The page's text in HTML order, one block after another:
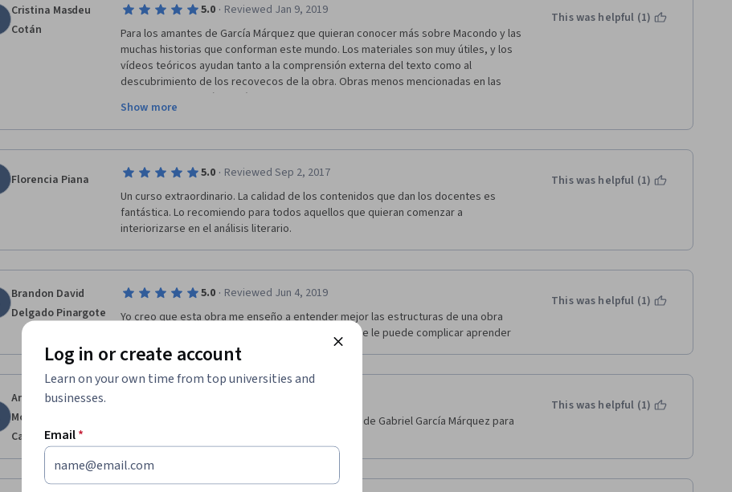
Cristina Masdeu
Cotán
5.0 · Reviewed Jan 9, 2019
Para los amantes de García Márquez que quieran conocer más sobre Macondo y las
muchas historias que conforman este mundo. Los materiales son muy útiles, y los
vídeos teóricos ayudan tanto a la comprensión externa del texto como al
descubrimiento de los recovecos de la obra. Obras menos mencionadas en las
carreras de Filología Hispánica como "La hojarasca" adquieren una importancia vital
en este curso y ayudan a conocer mejor al autor y su pensamiento, entendiendo
que para Gabo, el entorno es uno de los factores más importantes de su literatura.
Durante las semanas que dura el curso resulta imposible no desear descubrir más y
Show more
This was helpful (1)
Florencia Piana 5.0 · Reviewed Sep 2, 2017
Un curso extraordinario. La calidad de los contenidos que dan los docentes es
fantástica. Lo recomiendo para todos aquellos que quieran comenzar a
interiorizarse en el análisis literario.
This was helpful (1)
Brandon David
Delgado Pinargote
5.0 · Reviewed Jun 4, 2019
Yo creo que esta obra me enseño a entender mejor las estructuras de una obra
literaria y poder desarrollar destrezas que a uno se le puede complicar aprender
This was helpful (1)
Ana Claudia
Moreira Mendes
Cavalcante
El curso es increible, ya que tiene diversos textos de Gabriel García Márquez para
This was helpful (1)
Log in or create account
Learn on your own time from top universities and
businesses.
Email*